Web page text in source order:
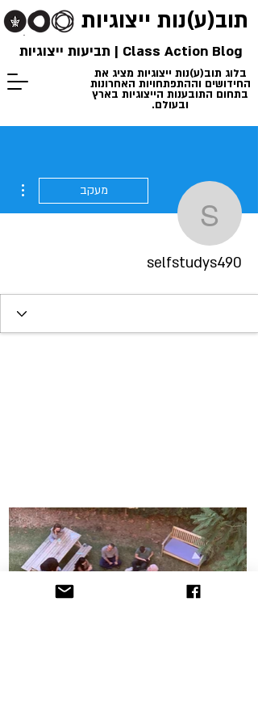
תוב(ע)נות ייצוגיות
בלוג תוב(ע)נות ייצוגיות מציג את
החידושים וההתפתחויות האחרונות
בתחום התובענות הייצוגיות בארץ
ובעולם.
Class Action Blog | תביעות ייצוגיות
selfstudys490
מעקב
selfstudys490